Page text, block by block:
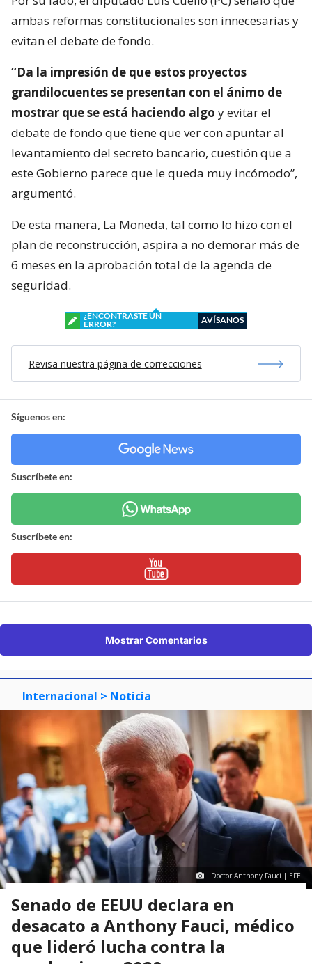
ambas reformas constitucionales son innecesarias y
evitan el debate de fondo.
“Da la impresión de que estos proyectos
grandilocuentes se presentan con el ánimo de
mostrar que se está haciendo algo y evitar el
debate de fondo que tiene que ver con apuntar al
levantamiento del secreto bancario, cuestión que a
este Gobierno parece que le queda muy incómodo”,
argumentó.
De esta manera, La Moneda, tal como lo hizo con el
plan de reconstrucción, aspira a no demorar más de
6 meses en la aprobación total de la agenda de
seguridad.
¿ENCONTRASTE UN
ERROR?
AVÍSANOS
Revisa nuestra página de correcciones
Síguenos en:
Suscríbete en:
Suscríbete en:
Mostrar Comentarios
Internacional > Noticia
Doctor Anthony Fauci | EFE
Senado de EEUU declara en
desacato a Anthony Fauci, médico
que lideró lucha contra la